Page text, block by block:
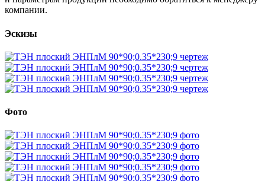
компании.
Эскизы
Фото